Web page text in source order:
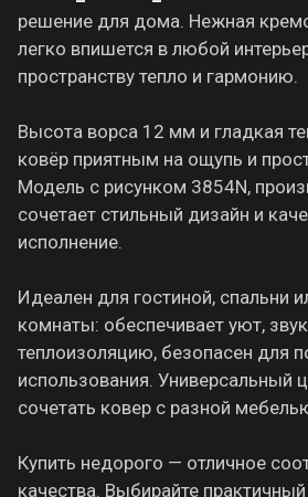
решение для дома. Нежная
легко впишется в любой
пространству тепло и гармонию.
Высота ворса 12 мм и гладкая
ковёр приятным на ощупь и
Модель с рисунком 3854N,
сочетает стильный дизайн и
исполнение.
Идеален для гостиной, спальни
комнаты: обеспечивает уют,
теплоизоляцию, безопасен для
использования. Универсальный
сочетать ковер с разной
Купить недорого — отличное
качества. Выбирайте